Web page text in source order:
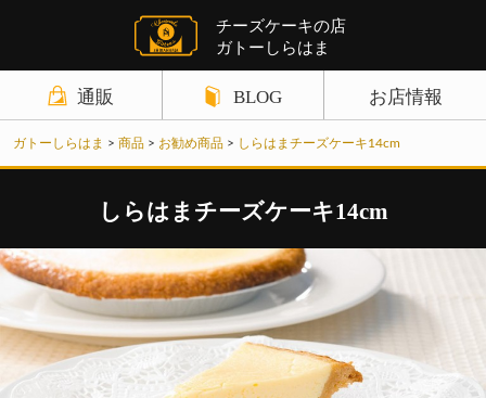
チーズケーキの店
ガトーしらはま
通販 BLOG お店情報
商品カテゴリ
野菜ケーキ
パウンドケーキ
クッキーその他
ギフト関連の記事
チーズケーキ関連の記事
パウンドケーキ関連の記事
クレームブリュレ関連の記事
野菜ケーキ関連の記事
店舗案内
サイトポリシー
お問い合わせ
ガトーしらはま > 商品 > お勧め商品 > しらはまチーズケーキ14cm
しらはまチーズケーキ14cm